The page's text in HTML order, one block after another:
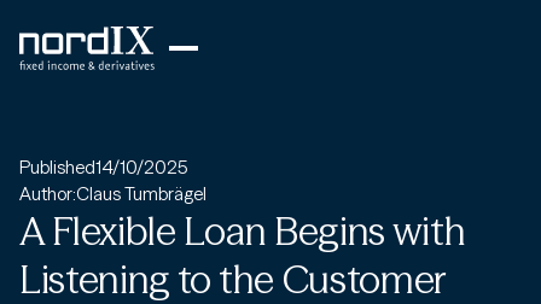
Published14/10/2025
Author:Claus Tumbrägel
A Flexible Loan Begins with
Listening to the Customer